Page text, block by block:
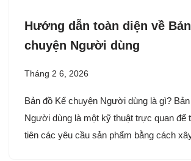
Hướng dẫn toàn diện về
chuyện Người dùng
Tháng 2 6, 2026
Bản đồ Kể chuyện Người dùng là gì?
Người dùng là một kỹ thuật trực quan để
tiên các yêu cầu sản phẩm bằng cách